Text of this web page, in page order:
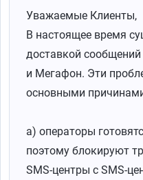
Уважаемые Клиенты,
В настоящее время
доставкой
и Мегафон. Эти
основными
а) операторы
поэтому блокируют
SMS-центры с SMS-